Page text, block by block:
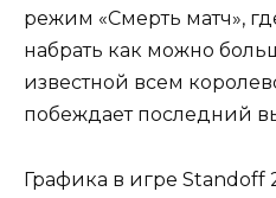
режим «Смерть матч»,
набрать как можно
известной всем
побеждает последний
Графика в игре Standoff